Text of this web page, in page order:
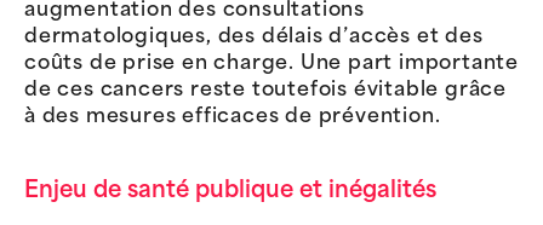
augmentation des consultations
dermatologiques, des délais d’accès et des
coûts de prise en charge. Une part importante
de ces cancers reste toutefois évitable grâce
à des mesures efficaces de prévention.
Enjeu de santé publique et inégalités